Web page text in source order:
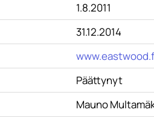
1.8.2011
31.12.2014
Päättynyt
Mauno